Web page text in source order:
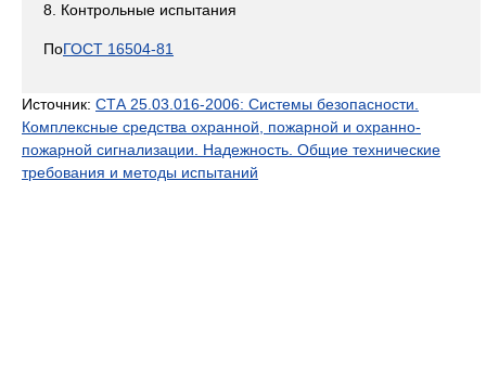
8. Контрольные испытания
ПоГОСТ 16504-81
Источник: СТА 25.03.016-2006: Системы безопасности.
Комплексные средства охранной, пожарной и охранно-
пожарной сигнализации. Надежность. Общие технические
требования и методы испытаний